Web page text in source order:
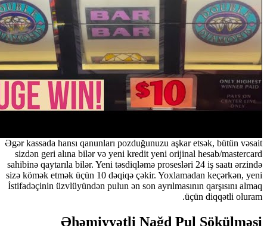
Əgər kassada hansı qanunları pozduğunuzu aşkar etsək, bütün
sizdən geri alına bilər və yeni kredit yeni orijinal hesab/
sahibinə qaytarıla bilər. Yeni təsdiqləmə prosesləri 24 iş saatı
sizə kömək etmək üçün 10 dəqiqə çəkir. Yoxlamadan
İstifadəçinin üzvlüyündən pulun ən son ayrılmasının qarşısını
üçün diqqətli
Əhəmiyyətli Nağd Pul